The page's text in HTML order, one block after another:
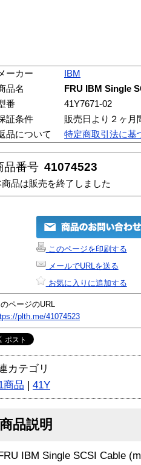
メーカー
IBM
品名
FRU IBM Single
番
41Y7671-02
証条件
販売日より２ヶ月
品について
特定商取引法に基
品番号 41074523
商品は販売を終了しました
このページを印刷する
メールでURLを送る
お気に入りに追加する
のページのURL
plth.me/41074523
カテゴリ
商品 | 41Y
商品説明
FRU IBM Single SCSI Cable